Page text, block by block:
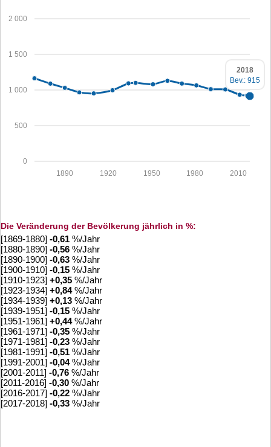
0
500
1 000
1 500
2 000
2010
1980
1950
1920
1890
2018
Bev.: 915
Die Veränderung der Bevölkerung jährlich in %:
[1869-1880] -0,61 %/Jahr
[1880-1890] -0,56 %/Jahr
[1890-1900] -0,63 %/Jahr
[1900-1910] -0,15 %/Jahr
[1910-1923] +0,35 %/Jahr
[1923-1934] +0,84%/Jahr
[1934-1939] +0,13 %/Jahr
[1939-1951] -0,15 %/Jahr
[1951-1961] +0,44%/Jahr
[1961-1971] -0,35 %/Jahr
[1971-1981] -0,23 %/Jahr
[1981-1991] -0,51 %/Jahr
[1991-2001] -0,04%/Jahr
[2001-2011] -0,76 %/Jahr
[2011-2016] -0,30 %/Jahr
[2016-2017] -0,22 %/Jahr
[2017-2018] -0,33 %/Jahr